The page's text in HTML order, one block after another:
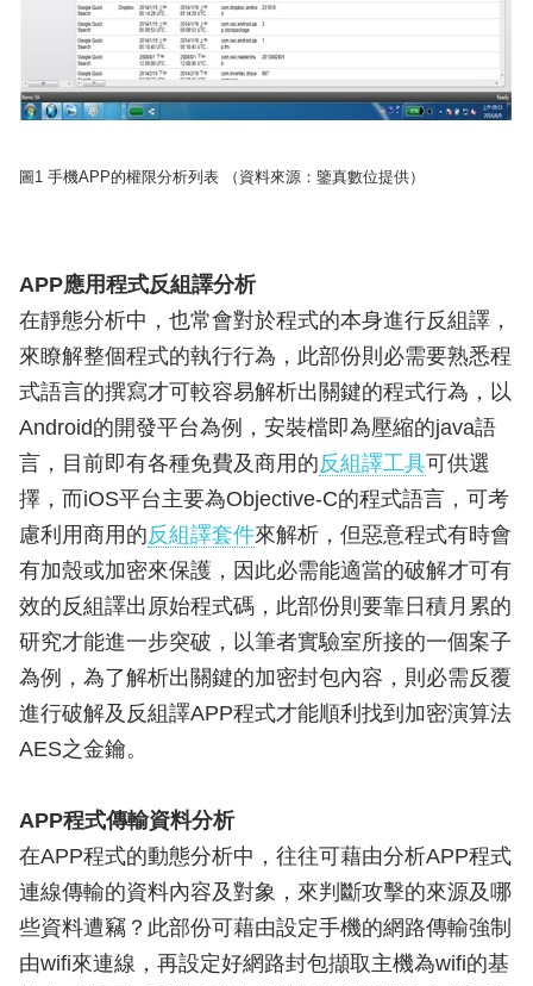
圖1 手機APP的權限分析列表 （資料來源：鑒真數位提供）
APP應用程式反組譯分析
在靜態分析中，也常會對於程式的本身進行反組譯，
來瞭解整個程式的執行行為，此部份則必需要熟悉程
式語言的撰寫才可較容易解析出關鍵的程式行為，以
Android的開發平台為例，安裝檔即為壓縮的java語
言，目前即有各種免費及商用的反組譯工具可供選
擇，而iOS平台主要為Objective-C的程式語言，可考
慮利用商用的反組譯套件來解析，但惡意程式有時會
有加殼或加密來保護，因此必需能適當的破解才可有
效的反組譯出原始程式碼，此部份則要靠日積月累的
研究才能進一步突破，以筆者實驗室所接的一個案子
為例，為了解析出關鍵的加密封包內容，則必需反覆
進行破解及反組譯APP程式才能順利找到加密演算法
AES之金鑰。
APP程式傳輸資料分析
在APP程式的動態分析中，往往可藉由分析APP程式
連線傳輸的資料內容及對象，來判斷攻擊的來源及哪
些資料遭竊？此部份可藉由設定手機的網路傳輸強制
由wifi來連線，再設定好網路封包擷取主機為wifi的基